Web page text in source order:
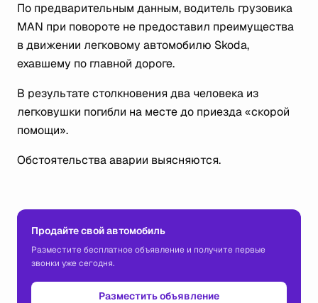
По предварительным данным, водитель грузовика
MAN при повороте не предоставил преимущества
в движении легковому автомобилю Skoda,
ехавшему по главной дороге.
В результате столкновения два человека из
легковушки погибли на месте до приезда «скорой
помощи».
Обстоятельства аварии выясняются.
Продайте свой автомобиль
Разместите бесплатное объявление и получите первые
звонки уже сегодня.
Разместить объявление